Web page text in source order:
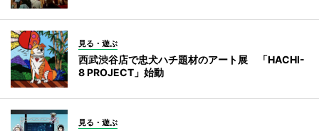
見る・遊ぶ
西武渋谷店で忠犬ハチ題材のアート展 「HACHI-
8 PROJECT」始動
見る・遊ぶ